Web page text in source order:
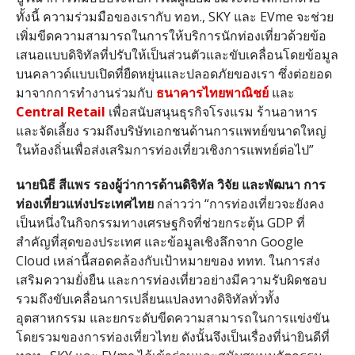
ทั้งนี้ ความร่วมมือของเรากับ ทอท., SKY และ EVme จะช่วย
เพิ่มขีดความสามารถในการให้บริการนักท่องเที่ยวด้วยข้อ
เสนอแบบดิจิทัลที่ปรับให้เป็นส่วนตัวและขับเคลื่อนโดยข้อมูล
บนคลาวด์แบบเปิดที่ยืดหยุ่นและปลอดภัยของเรา ซึ่งต่อยอด
มาจากการทำงานร่วมกับ ธนาคารไทยพาณิชย์ และ
Central Retail เพื่อสนับสนุนธุรกิจโรงแรม ร้านอาหาร
และจัดเลี้ยง รวมถึงบริษัทเอกชนด้านการแพทย์ขนาดใหญ่
ในท้องถิ่นเพื่อส่งเสริมการท่องเที่ยวเชิงการแพทย์ต่อไป”
นายนิธี สีแพร รองผู้ว่าการด้านดิจิทัล วิจัย และพัฒนา การ
ท่องเที่ยวแห่งประเทศไทย กล่าวว่า “การท่องเที่ยวจะยังคง
เป็นหนึ่งในกิจกรรมทางเศรษฐกิจที่ช่วยกระตุ้นGDP ที่
สำคัญที่สุดของประเทศ และข้อมูลเชิงลึกจาก Google
Cloud เหล่านี้สอดคล้องกับเป้าหมายของ ททท. ในการส่ง
เสริมความยั่งยืน และการท่องเที่ยวอย่างมีความรับผิดชอบ
รวมถึงขับเคลื่อนการเปลี่ยนแปลงทางดิจิทัลทั่วทั้ง
อุตสาหกรรม และยกระดับขีดความสามารถในการแข่งขัน
โดยรวมของการท่องเที่ยวไทย ดังนั้นจึงเป็นเรื่องที่น่ายินดีที่